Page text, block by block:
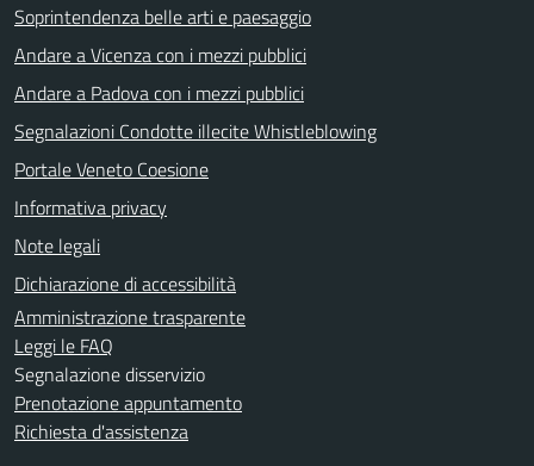
Soprintendenza belle arti e paesaggio
Andare a Vicenza con i mezzi pubblici
Andare a Padova con i mezzi pubblici
Segnalazioni Condotte illecite Whistleblowing
Portale Veneto Coesione
Informativa privacy
Note legali
Dichiarazione di accessibilità
Amministrazione trasparente
Leggi le FAQ
Segnalazione disservizio
Prenotazione appuntamento
Richiesta d'assistenza